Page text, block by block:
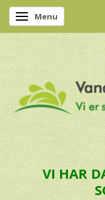
Skifte navigation
Menu
VI HAR